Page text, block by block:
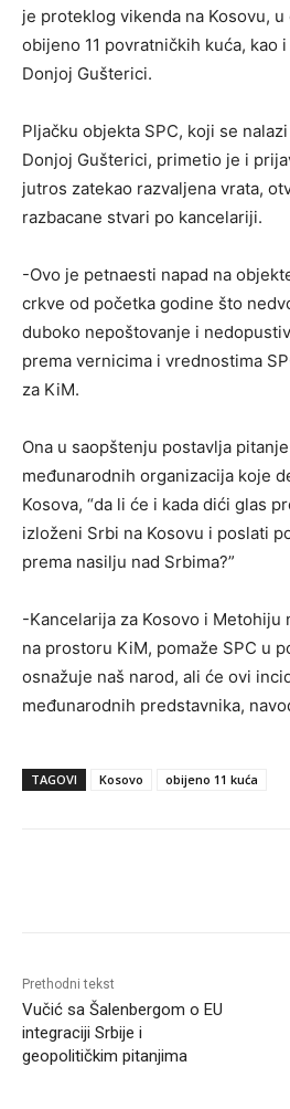
je proteklog vikenda na Kosovu,
obijeno 11 povratničkih kuća, kao
Donjoj Gušterici.
Pljačku objekta SPC, koji se
Donjoj Gušterici, primetio je i
jutros zatekao razvaljena vrata,
razbacane stvari po kancelariji.
-Ovo je petnaesti napad na
crkve od početka godine što
duboko nepoštovanje i
prema vernicima i vrednostima
za KiM.
Ona u saopštenju postavlja
međunarodnih organizacija koje
Kosova, “da li će i kada dići glas
izloženi Srbi na Kosovu i poslati
prema nasilju nad Srbima?”
-Kancelarija za Kosovo i Metohiju
na prostoru KiM, pomaže SPC u
osnažuje naš narod, ali će ovi
međunarodnih predstavnika,
TAGOVI Kosovo obijeno 11 kuća
Prethodni tekst
Vučić sa Šalenbergom o EU
integraciji Srbije i
geopolitičkim pitanjima